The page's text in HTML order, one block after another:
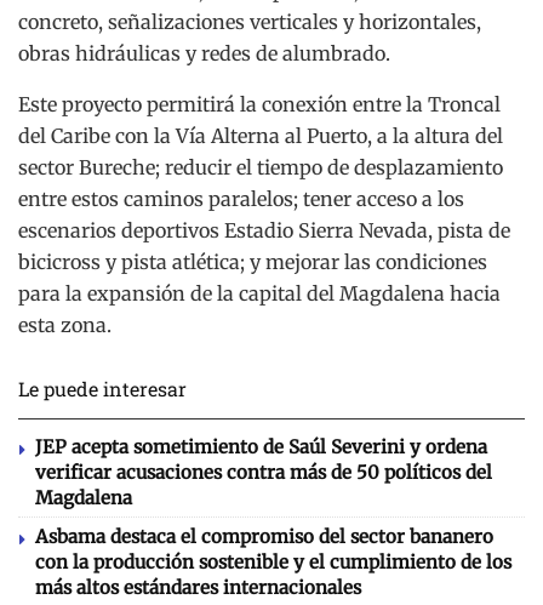
concreto, señalizaciones verticales y horizontales,
obras hidráulicas y redes de alumbrado.
Este proyecto permitirá la conexión entre la Troncal
del Caribe con la Vía Alterna al Puerto, a la altura del
sector Bureche; reducir el tiempo de desplazamiento
entre estos caminos paralelos; tener acceso a los
escenarios deportivos Estadio Sierra Nevada, pista de
bicicross y pista atlética; y mejorar las condiciones
para la expansión de la capital del Magdalena hacia
esta zona.
Le puede interesar
JEP acepta sometimiento de Saúl Severini y ordena
verificar acusaciones contra más de 50 políticos del
Magdalena
Asbama destaca el compromiso del sector bananero
con la producción sostenible y el cumplimiento de los
más altos estándares internacionales